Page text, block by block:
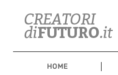
content
HOME